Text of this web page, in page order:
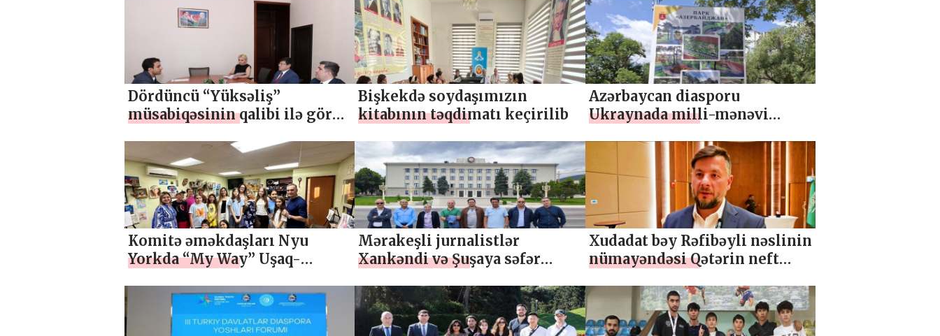
Dördüncü “Yüksəliş”
müsabiqəsinin qalibi ilə görüş
Bişkekdə soydaşımızın
kitabının təqdimatı keçirilib
Azərbaycan diasporu
Ukraynada milli-mənəvi
Komitə əməkdaşları Nyu
Yorkda “My Way” Uşaq-
Mərkəzində olublar
Mərakeşli jurnalistlər
Xankəndi və Şuşaya səfər
Xudadat bəy Rəfibəyli nəslinin
nümayəndəsi Qətərin neft